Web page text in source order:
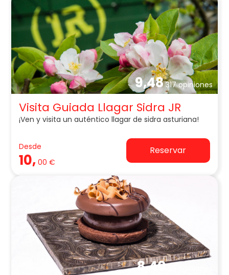
9,48317 opiniones
Visita Guiada Llagar Sidra JR
¡Ven y visita un auténtico llagar de sidra asturiana!
Desde
10, 00 €
Reservar
8,40